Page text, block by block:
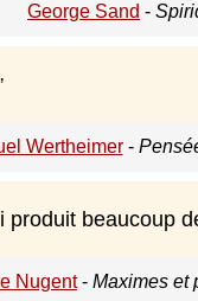
George Sand -
Wertheimer-
beaucoup
Nugent- Maximes et